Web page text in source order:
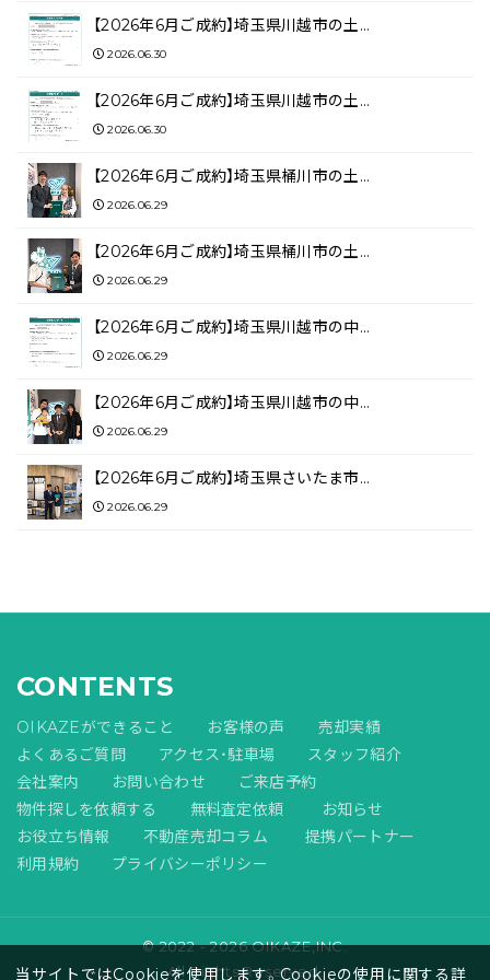
【2026年6月ご成約】埼玉県川越市の土…
2026.06.30
【2026年6月ご成約】埼玉県川越市の土…
2026.06.30
【2026年6月ご成約】埼玉県桶川市の土…
2026.06.29
【2026年6月ご成約】埼玉県桶川市の土…
2026.06.29
【2026年6月ご成約】埼玉県川越市の中…
2026.06.29
【2026年6月ご成約】埼玉県川越市の中…
2026.06.29
【2026年6月ご成約】埼玉県さいたま市…
2026.06.29
CONTENTS
OIKAZEができること お客様の声
売却実績
よくあるご質問
アクセス・駐車場
スタッフ紹介
会社案内
お問い合わせ
ご来店予約
物件探しを依頼する
無料査定依頼
お知らせ
お役立ち情報
不動産売却コラム
提携パートナー
利用規約
プライバシーポリシー
© 2022 - 2026 OIKAZE,INC.
All Rights Reserved.
当サイトではCookieを使用します。Cookieの使用に関する詳